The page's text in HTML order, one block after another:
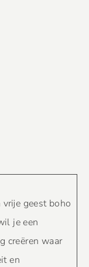
vrije geest boho
je een
creëren waar
en